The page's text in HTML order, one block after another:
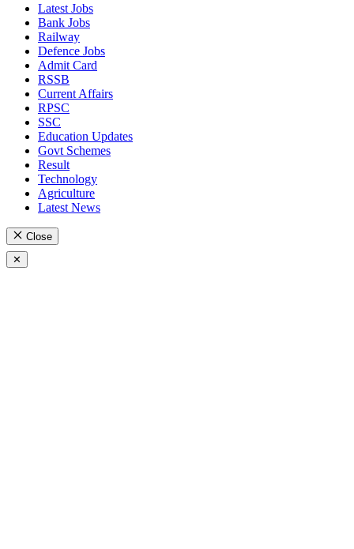
Latest Jobs
Bank Jobs
Railway
Defence Jobs
Admit Card
RSSB
Current Affairs
RPSC
SSC
Education Updates
Govt Schemes
Result
Technology
Agriculture
Latest News
Close
✕